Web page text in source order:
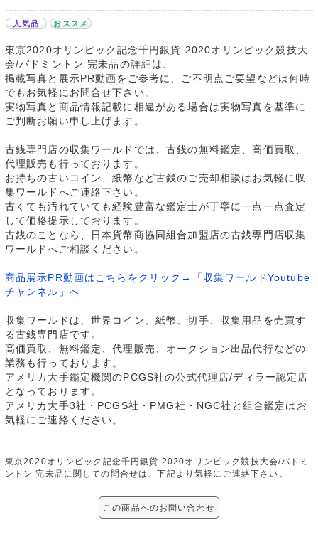
人気品 おススメ
東京2020オリンピック記念千円銀貨 2020オリンピック競技大
会/バドミントン 完未品の詳細は、
掲載写真と展示PR動画をご参考に、ご不明点ご要望などは何時
でもお気軽にお問合せ下さい。
実物写真と商品情報記載に相違がある場合は実物写真を基準に
ご判断お願い申し上げます。
古銭専門店の収集ワールドでは、古銭の無料鑑定、高価買取、
代理販売も行っております。
お持ちの古いコイン、紙幣など古銭のご売却相談はお気軽に収
集ワールドへご連絡下さい。
古くても汚れていても経験豊富な鑑定士が丁寧に一点一点査定
して価格提示しております。
古銭のことなら、日本貨幣商協同組合加盟店の古銭専門店収集
ワールドへご相談ください。
商品展示PR動画はこちらをクリック→「収集ワールドYoutube
チャンネル」へ
収集ワールドは、世界コイン、紙幣、切手、収集用品を売買す
る古銭専門店です。
高価買取、無料鑑定、代理販売、オークション出品代行などの
業務も行っております。
アメリカ大手鑑定機関のPCGS社の公式代理店/ディラー認定店
となっております。
アメリカ大手3社・PCGS社・PMG社・NGC社と組合鑑定はお
気軽にご連絡ください。
東京2020オリンピック記念千円銀貨 2020オリンピック競技大会/バドミ
ントン 完未品に関しての問合せは、下記より気軽にご連絡下さい。
この商品へのお問い合わせ